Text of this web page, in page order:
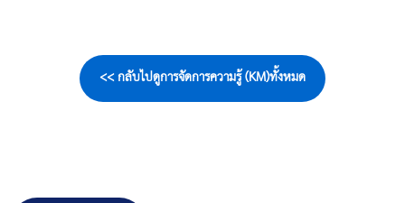
<< กลับไปดูการจัดการความรู้ (KM)ทั้งหมด